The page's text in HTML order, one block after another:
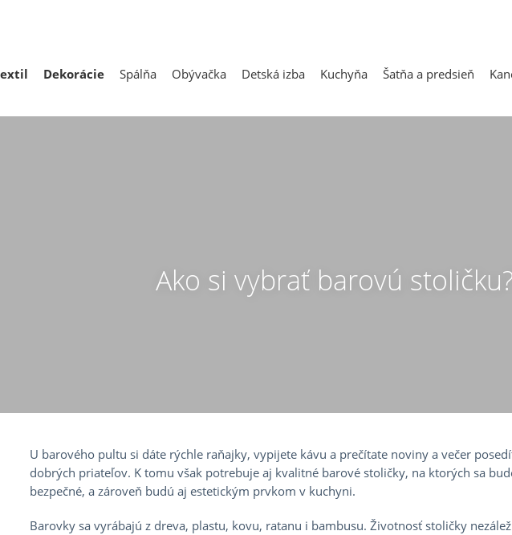
Dekorácie Spálňa Obývačka Detská izba Kuchyňa Šatňa a predsieň
Ako si vybrať barovú stoličku?
U barového pultu si dáte rýchle raňajky, vypijete kávu a prečítate noviny a večer
dobrých priateľov. K tomu však potrebuje aj kvalitné barové stoličky, na ktorých sa
bezpečné, a zároveň budú aj estetickým prvkom v kuchyni.
Barovky sa vyrábajú z dreva, plastu, kovu, ratanu i bambusu. Životnosť stoličky